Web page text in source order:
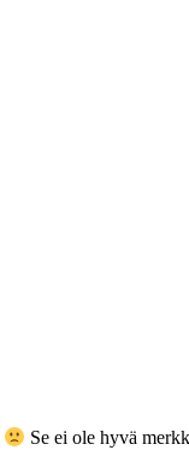
Se ei ole hyvä